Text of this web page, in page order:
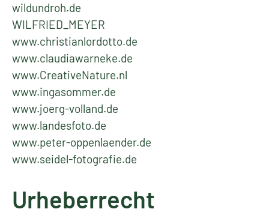
wildundroh.de
WILFRIED_MEYER
www.christianlordotto.de
www.claudiawarneke.de
www.CreativeNature.nl
www.ingasommer.de
www.joerg-volland.de
www.landesfoto.de
www.peter-oppenlaender.de
www.seidel-fotografie.de
Urheberrecht